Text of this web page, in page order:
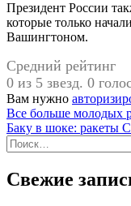
Президент России
которые только
Вашингтоном.
Средний рейтинг
0 из 5 звезд. 0
Вам нужно
Навигация
по
Все больше молодых
Баку в шоке: ракеты
Найти:
Свежие